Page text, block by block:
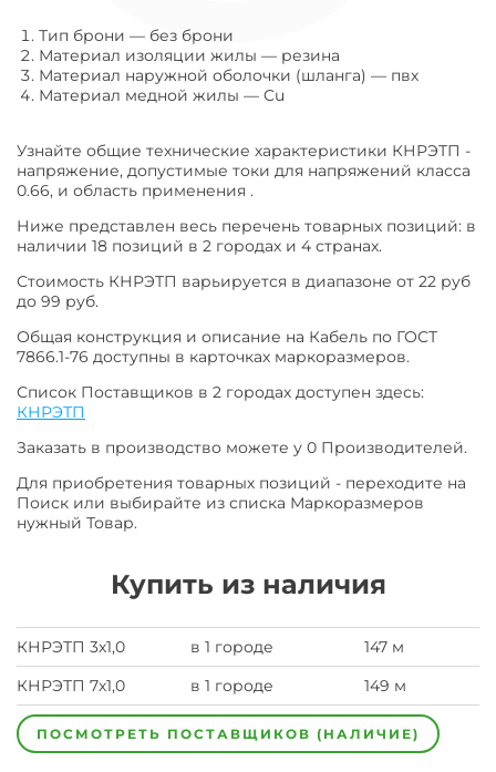
Тип брони — без брони
Материал изоляции жилы — резина
Материал наружной оболочки (шланга) — пвх
Материал медной жилы — Cu
Узнайте общие технические характеристики КНРЭТП -
напряжение, допустимые токи для напряжений класса
0.66, и область применения .
Ниже представлен весь перечень товарных позиций: в
наличии 18 позиций в 2 городах и 4 странах.
Стоимость КНРЭТП варьируется в диапазоне от 22 руб
до 99 руб.
Общая конструкция и описание на Кабель по ГОСТ
7866.1-76 доступны в карточках маркоразмеров.
Список Поставщиков в 2 городах доступен здесь:
КНРЭТП
Заказать в производство можете у 0 Производителей.
Для приобретения товарных позиций - переходите на
Поиск или выбирайте из списка Маркоразмеров
нужный Товар.
Купить из наличия
КНРЭТП 3х1,0 в 1 городе
147 м
КНРЭТП 7х1,0
в 1 городе 149 м
ПОСМОТРЕТЬ ПОСТАВЩИКОВ (НАЛИЧИЕ)